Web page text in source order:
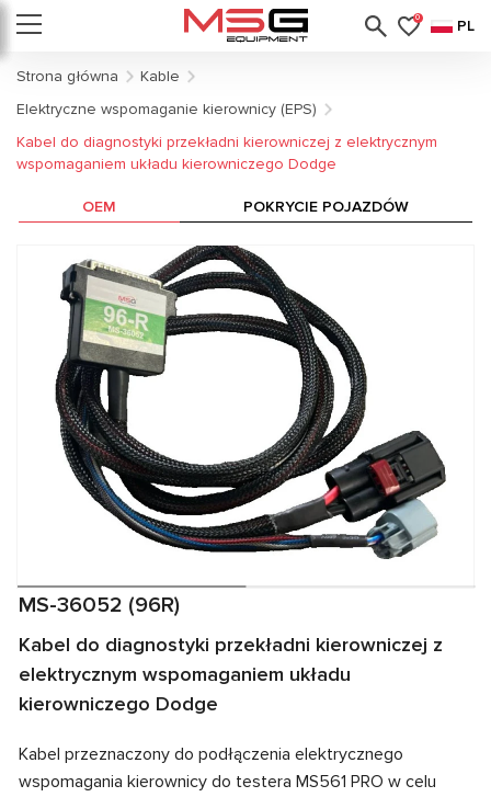
0 PL
Strona główna
Kable
Elektryczne wspomaganie kierownicy (EPS)
Kabel do diagnostyki przekładni kierowniczej z elektrycznym
wspomaganiem układu kierowniczego Dodge
MS-36052 (96R)
Kabel do diagnostyki przekładni kierowniczej z
elektrycznym wspomaganiem układu
kierowniczego Dodge
Kabel przeznaczony do podłączenia elektrycznego
wspomagania kierownicy do testera MS561 PRO w celu
OEM POKRYCIE POJAZDÓW